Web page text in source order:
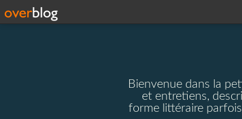
Bienvenue dans la
et entretiens,
forme littéraire